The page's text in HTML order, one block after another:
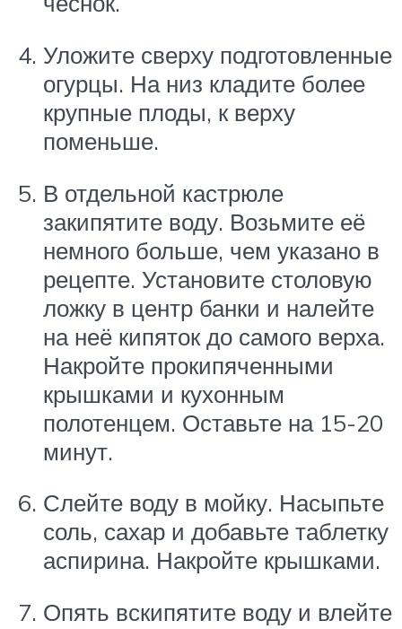
Уложите сверху подготовленные
огурцы. На низ кладите более
крупные плоды, к верху
поменьше.
В отдельной кастрюле
закипятите воду. Возьмите её
немного больше, чем указано в
рецепте. Установите столовую
ложку в центр банки и налейте
на неё кипяток до самого верха.
Накройте прокипяченными
крышками и кухонным
полотенцем. Оставьте на 15-20
минут.
Слейте воду в мойку. Насыпьте
соль, сахар и добавьте таблетку
аспирина. Накройте крышками.
Опять вскипятите воду и влейте